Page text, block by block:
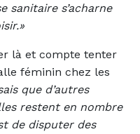
sanitaire s’acharne
là et compte tenter
féminin chez les
que d’autres
restent en nombre
de disputer des